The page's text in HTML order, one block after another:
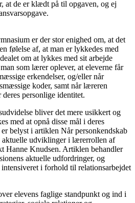
at de er klædt på til opgaven, og ej
er der stor enighed om, at det
følelse af, at man er lykkedes med
om at ­lykkes med sit arbejde
som lærer oplever, at eleverne får
erkendelser, og/eller når
koder, samt når læreren
personlige identitet.
bliver det mere usikkert og
med at opnå disse mål i deres
belyst i artiklen Når personkendskab
aktuelle udviklinger i lærerrollen af
Hanne Knudsen. Artiklen behandler
aktuelle udfordringer, og
i forhold til relationsarbejdet
elevens faglige standpunkt og ind i